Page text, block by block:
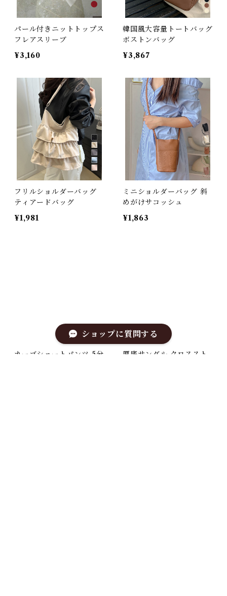
パール付きニットトップス
フレアスリーブ
¥3,160
韓国風大容量トートバッグ
ボストンバッグ
¥3,867
フリルショルダーバッグ
ティアードバッグ
¥1,981
ミニショルダーバッグ 斜
めがけサコッシュ
¥1,863
カーゴショートパンツ 5分
厚底サンダル クロススト
ショップに質問する